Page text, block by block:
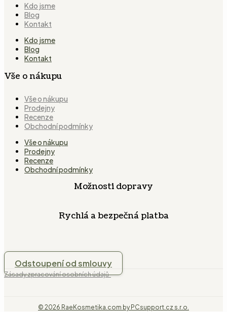
Kdo jsme
Blog
Kontakt
Kdo jsme
Blog
Kontakt
Vše o nákupu
Vše o nákupu
Prodejny
Recenze
Obchodní podmínky
Vše o nákupu
Prodejny
Recenze
Obchodní podmínky
Možnosti dopravy
Rychlá a bezpečná platba
Odstoupení od smlouvy
Zásady zpracování osobních údajů
© 2026 RaeKosmetika.com by PCsupport.cz s.r.o.